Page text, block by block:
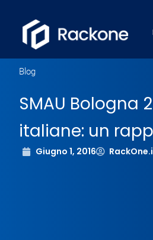
Blog
SMAU Bologna
italiane: un
Giugno 1, 2016